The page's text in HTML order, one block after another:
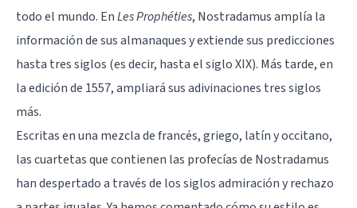
todo el mundo. EnLes Prophéties, Nostradamus amplía la
información de sus almanaques y extiende sus predicciones
hasta tres siglos (es decir, hasta el siglo XIX). Más tarde, en
la edición de 1557, ampliará sus adivinaciones tres siglos
más.
Escritas en una mezcla de francés, griego, latín y occitano,
las cuartetas que contienen las profecías de Nostradamus
han despertado a través de los siglos admiración y rechazo